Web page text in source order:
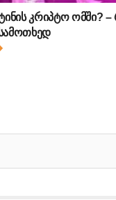
კრიპტო ომში?